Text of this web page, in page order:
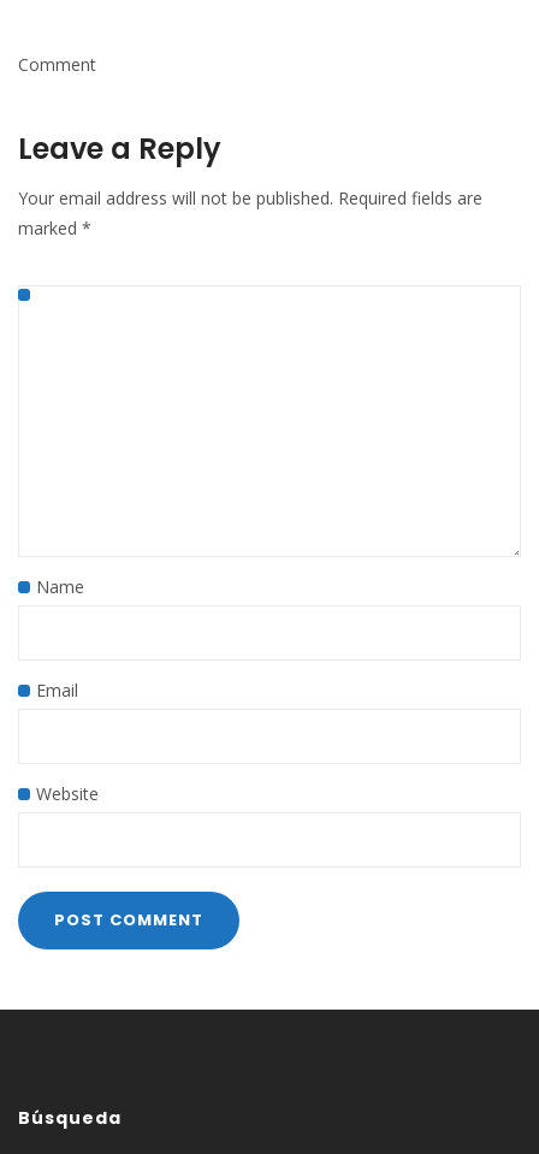
Comment
Leave a Reply
Your email address will not be published. Required fields are
marked *
Name
Email
Website
Búsqueda